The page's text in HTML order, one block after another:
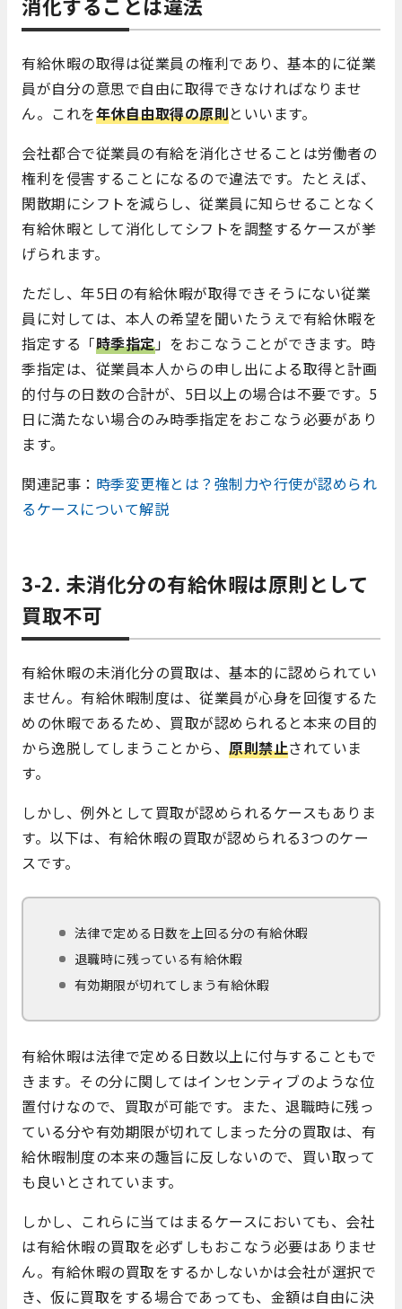
有給休暇の取得は従業員の権利であり、基本的に従業
員が自分の意思で自由に取得できなければなりませ
ん。これを年休自由取得の原則といいます。
会社都合で従業員の有給を消化させることは労働者の
権利を侵害することになるので違法です。たとえば、
閑散期にシフトを減らし、従業員に知らせることなく
有給休暇として消化してシフトを調整するケースが挙
げられます。
ただし、年5日の有給休暇が取得できそうにない従業
員に対しては、本人の希望を聞いたうえで有給休暇を
指定する「時季指定」をおこなうことができます。時
季指定は、従業員本人からの申し出による取得と計画
的付与の日数の合計が、5日以上の場合は不要です。5
日に満たない場合のみ時季指定をおこなう必要があり
ます。
関連記事： 時季変更権とは？強制力や行使が認められ
るケースについて解説
3-2. 未消化分の有給休暇は原則として
買取不可
有給休暇の未消化分の買取は、基本的に認められてい
ません。有給休暇制度は、従業員が心身を回復するた
めの休暇であるため、買取が認められると本来の目的
から逸脱してしまうことから、 原則禁止されていま
す。
しかし、例外として買取が認められるケースもありま
す。以下は、有給休暇の買取が認められる3つのケー
スです。
法律で定める日数を上回る分の有給休暇
退職時に残っている有給休暇
有効期限が切れてしまう有給休暇
有給休暇は法律で定める日数以上に付与することもで
きます。その分に関してはインセンティブのような位
置付けなので、買取が可能です。また、退職時に残っ
ている分や有効期限が切れてしまった分の買取は、有
給休暇制度の本来の趣旨に反しないので、買い取って
も良いとされています。
しかし、これらに当てはまるケースにおいても、会社
は有給休暇の買取を必ずしもおこなう必要はありませ
ん。有給休暇の買取をするかしないかは会社が選択で
き、仮に買取をする場合であっても、金額は自由に決